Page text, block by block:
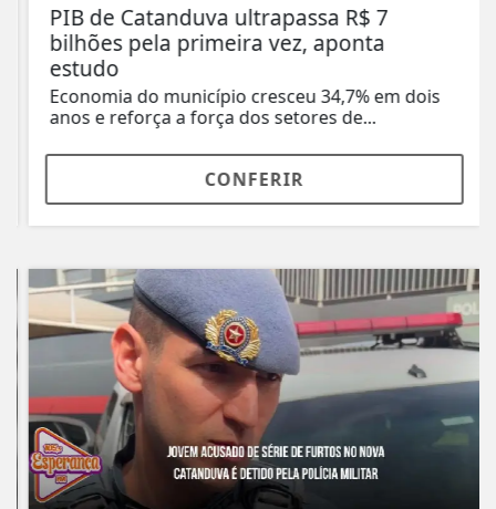
PIB de Catanduva ultrapassa R$ 7
bilhões pela primeira vez, aponta
estudo
Economia do município cresceu 34,7% em dois
anos e reforça a força dos setores de...
CONFERIR